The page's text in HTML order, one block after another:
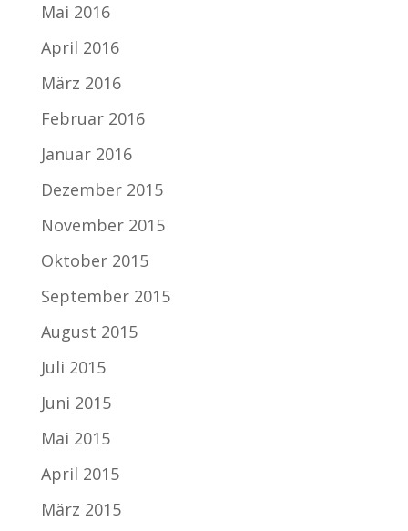
Mai 2016
April 2016
März 2016
Februar 2016
Januar 2016
Dezember 2015
November 2015
Oktober 2015
September 2015
August 2015
Juli 2015
Juni 2015
Mai 2015
April 2015
März 2015